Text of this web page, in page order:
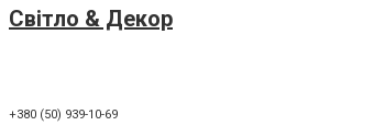
Світло & Декор
+380 (50) 939-10-69